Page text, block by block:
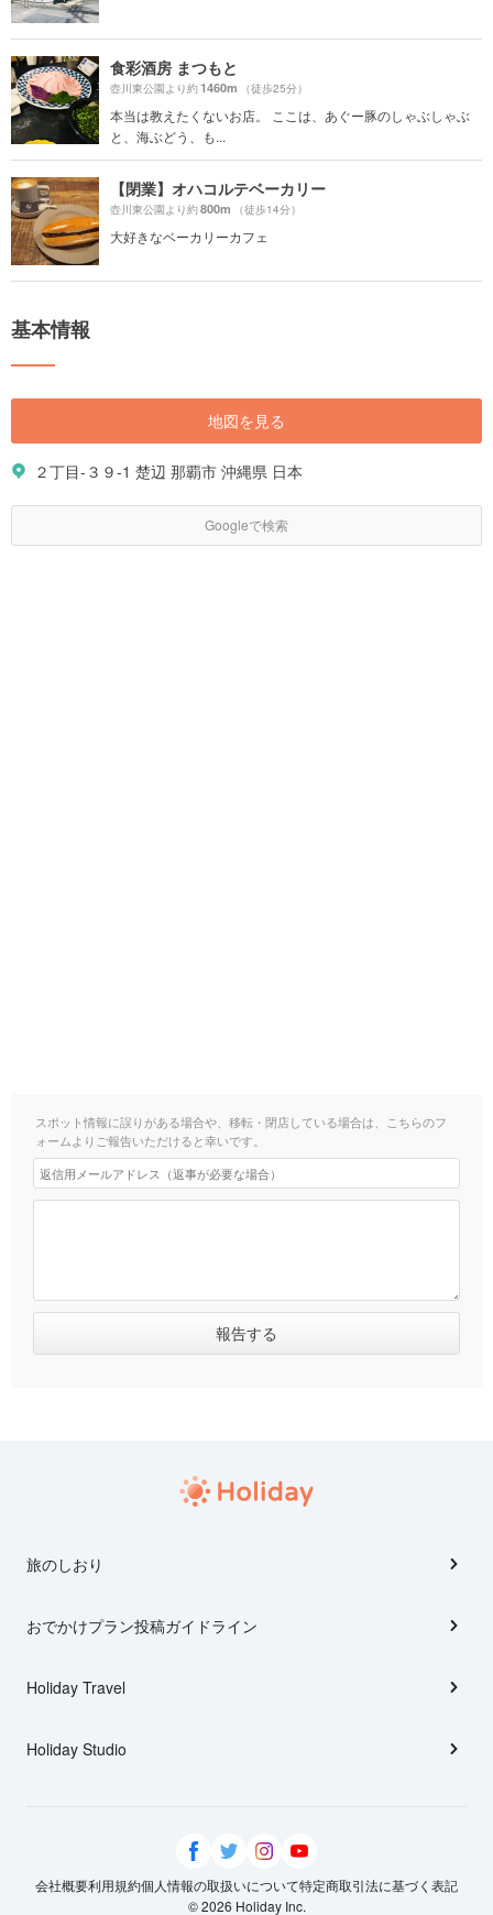
食彩酒房 まつもと
壺川東公園より約1460m （徒歩25分）
本当は教えたくないお店。 ここは、あぐー豚のしゃぶしゃぶ
と、海ぶどう、も...
【閉業】オハコルテベーカリー
壺川東公園より約800m （徒歩14分）
大好きなベーカリーカフェ
基本情報
地図を見る
２丁目-３９-1 楚辺 那覇市 沖縄県 日本
Googleで検索
スポット情報に誤りがある場合や、移転・閉店している場合は、こちらのフ
ォームよりご報告いただけると幸いです。
旅のしおり
おでかけプラン投稿ガイドライン
Holiday Travel
Holiday Studio
会社概要利用規約個人情報の取扱いについて特定商取引法に基づく表記
© 2026 Holiday Inc.